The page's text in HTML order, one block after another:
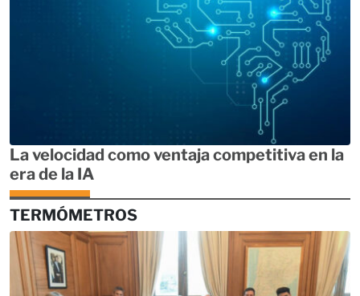
La velocidad como ventaja competitiva en la
era de la IA
TERMÓMETROS